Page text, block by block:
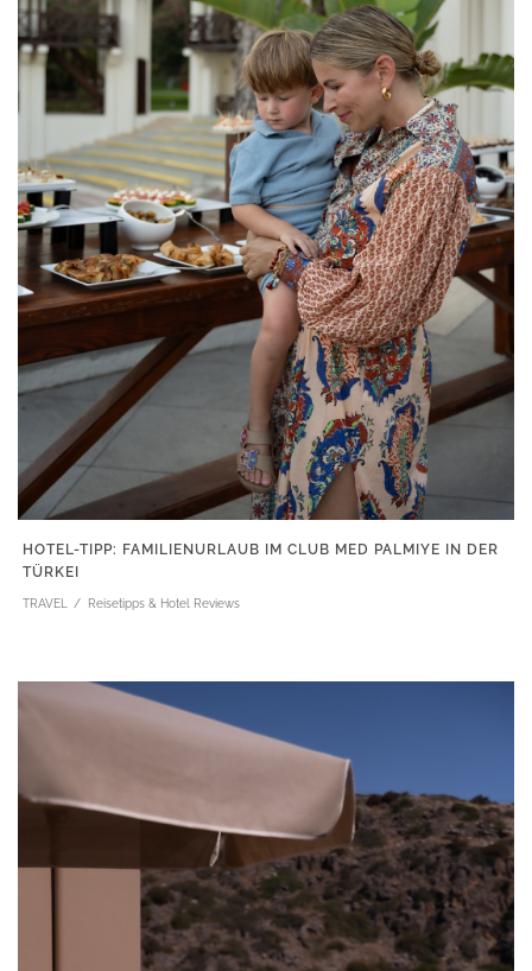
HOTEL-TIPP: FAMILIENURLAUB IM CLUB MED PALMIYE IN DER
TÜRKEI
TRAVEL Reisetipps & Hotel Reviews